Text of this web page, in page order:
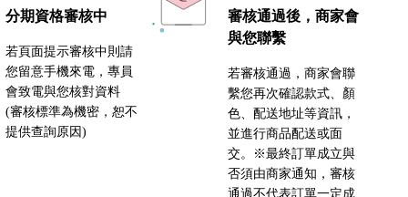
分期資格審核中
若頁面提示審核中則請
您留意手機來電，專員
會致電與您核對資料
(審核標準為機密，恕不
提供查詢原因)
審核通過後，商家會
與您聯繫
若審核通過，商家會聯
繫您再次確認款式、顏
色、配送地址等資訊，
並進行商品配送或面
交。※最終訂單成立與
否須由商家通知，審核
通過不代表訂單一定成